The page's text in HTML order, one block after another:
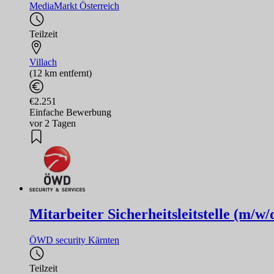
MediaMarkt Österreich
Teilzeit
Villach
(12 km entfernt)
€2.251
Einfache Bewerbung
vor 2 Tagen
Mitarbeiter Sicherheitsleitstelle (m/w/
ÖWD security Kärnten
Teilzeit